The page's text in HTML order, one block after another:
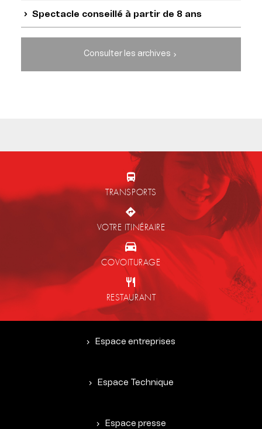
Spectacle conseillé à partir de 8 ans
Consulter les archives
TRANSPORTS
VOTRE ITINÉRAIRE
COVOITURAGE
RESTAURANT
Espace entreprises
Espace Technique
Espace presse